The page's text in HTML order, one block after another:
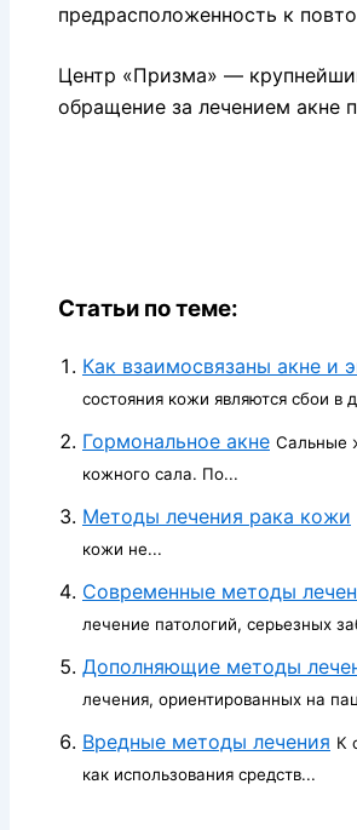
предрасположенность к
Центр «Призма» —
обращение за лечением акне
Статьи по теме:
Как взаимосвязаны акне и
состояния кожи являются сбои в
Гормональное акне Сальные
кожного сала. По...
Методы лечения рака кожи
кожи не...
Современные методы
лечение патологий, серьезных
Дополняющие методы
лечения, ориентированных на
Вредные методы лечения К
как использования средств...